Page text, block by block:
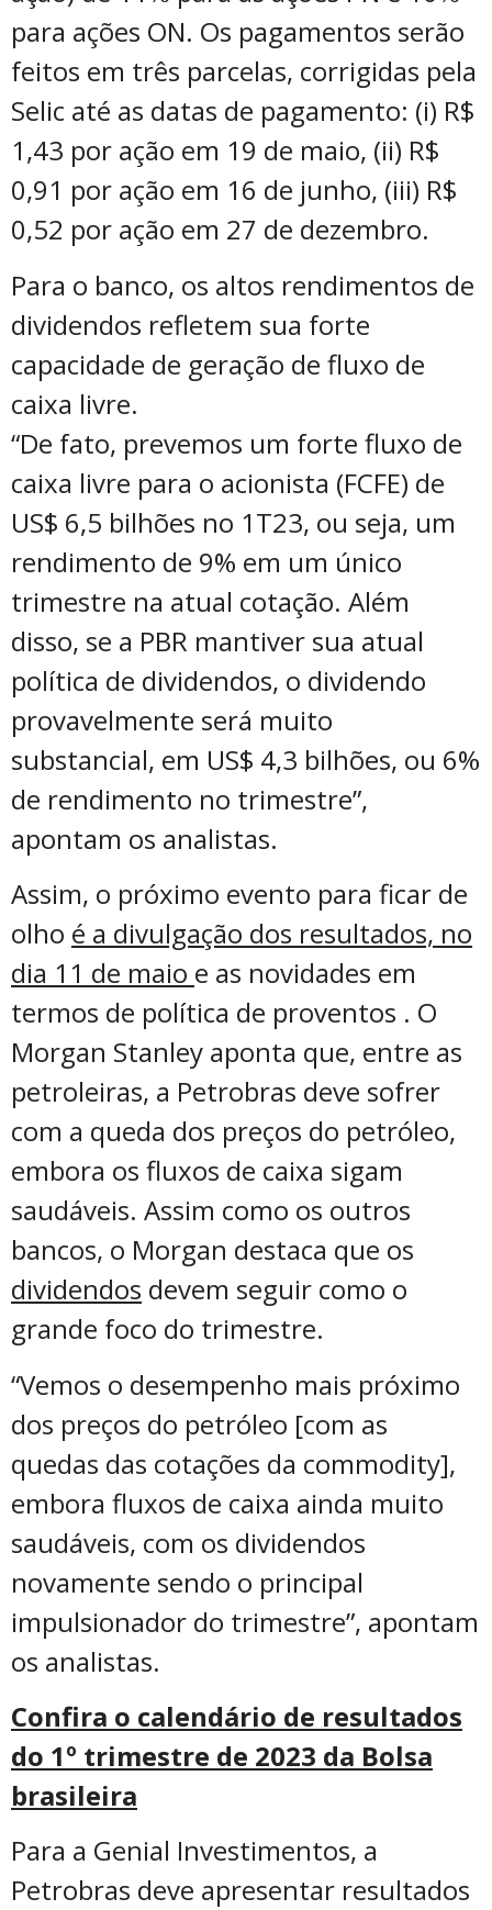
para ações ON. Os pagamentos serão
feitos em três parcelas, corrigidas pela
Selic até as datas de pagamento: (i) R$
1,43 por ação em 19 de maio, (ii) R$
0,91 por ação em 16 de junho, (iii) R$
0,52 por ação em 27 de dezembro.
Para o banco, os altos rendimentos de
dividendos refletem sua forte
capacidade de geração de fluxo de
caixa livre.
“De fato, prevemos um forte fluxo de
caixa livre para o acionista (FCFE) de
US$ 6,5 bilhões no 1T23, ou seja, um
rendimento de 9% em um único
trimestre na atual cotação. Além
disso, se a PBR mantiver sua atual
política de dividendos, o dividendo
provavelmente será muito
substancial, em US$ 4,3 bilhões, ou 6%
de rendimento no trimestre”,
apontam os analistas.
Assim, o próximo evento para ficar de
olho é a divulgação dos resultados, no
dia 11 de maio e as novidades em
termos de política de proventos . O
Morgan Stanley aponta que, entre as
petroleiras, a Petrobras deve sofrer
com a queda dos preços do petróleo,
embora os fluxos de caixa sigam
saudáveis. Assim como os outros
bancos, o Morgan destaca que os
dividendos devem seguir como o
grande foco do trimestre.
“Vemos o desempenho mais próximo
dos preços do petróleo [com as
quedas das cotações da commodity],
embora fluxos de caixa ainda muito
saudáveis, com os dividendos
novamente sendo o principal
impulsionador do trimestre”, apontam
os analistas.
Confira o calendário de resultados
do 1º trimestre de 2023 da Bolsa
brasileira
Para a Genial Investimentos, a
Petrobras deve apresentar resultados